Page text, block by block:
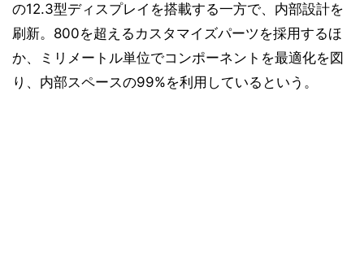
の12.3型ディスプレイを搭載する一方で、内部設計を
刷新。800を超えるカスタマイズパーツを採用するほ
か、ミリメートル単位でコンポーネントを最適化を図
り、内部スペースの99%を利用しているという。